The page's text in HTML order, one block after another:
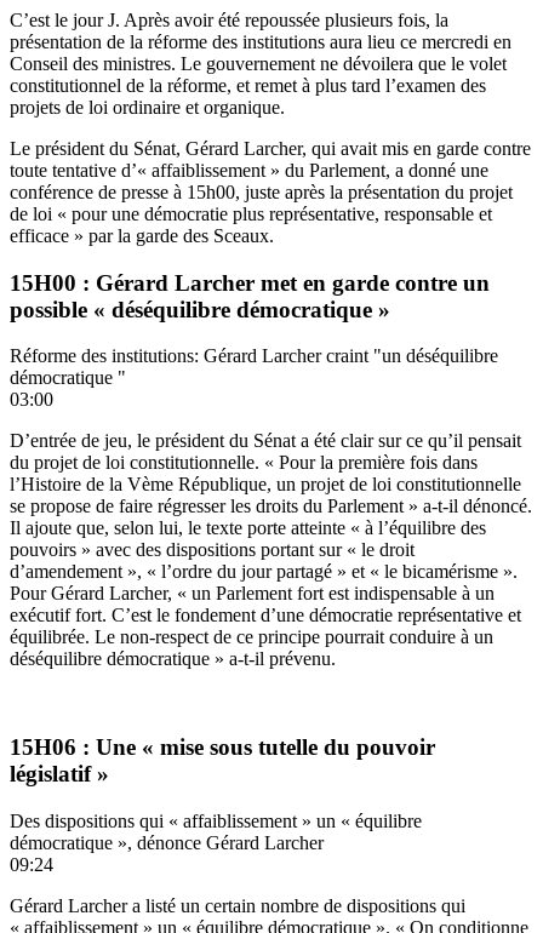
C’est le jour J. Après avoir été repoussée plusieurs fois, la
présentation de la réforme des institutions aura lieu ce mercredi en
Conseil des ministres. Le gouvernement ne dévoilera que le volet
constitutionnel de la réforme, et remet à plus tard l’examen des
projets de loi ordinaire et organique.
Le président du Sénat, Gérard Larcher, qui avait mis en garde contre
toute tentative d’« affaiblissement » du Parlement, a donné une
conférence de presse à 15h00, juste après la présentation du projet
de loi « pour une démocratie plus représentative, responsable et
efficace » par la garde des Sceaux.
15H00 : Gérard Larcher met en garde contre un
possible « déséquilibre démocratique »
Réforme des institutions: Gérard Larcher craint "un déséquilibre
démocratique "
03:00
D’entrée de jeu, le président du Sénat a été clair sur ce qu’il pensait
du projet de loi constitutionnelle. « Pour la première fois dans
l’Histoire de la Vème République, un projet de loi constitutionnelle
se propose de faire régresser les droits du Parlement » a-t-il dénoncé.
Il ajoute que, selon lui, le texte porte atteinte « à l’équilibre des
pouvoirs » avec des dispositions portant sur « le droit
d’amendement », « l’ordre du jour partagé » et « le bicamérisme ».
Pour Gérard Larcher, « un Parlement fort est indispensable à un
exécutif fort. C’est le fondement d’une démocratie représentative et
équilibrée. Le non-respect de ce principe pourrait conduire à un
déséquilibre démocratique » a-t-il prévenu.
15H06 : Une « mise sous tutelle du pouvoir
législatif »
Des dispositions qui « affaiblissement » un « équilibre
démocratique », dénonce Gérard Larcher
09:24
Gérard Larcher a listé un certain nombre de dispositions qui
« affaiblissement » un « équilibre démocratique ». « On conditionne